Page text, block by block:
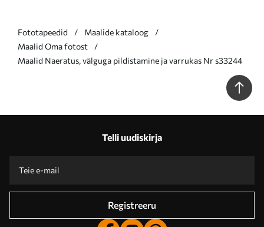
Fototapeedid
Maalide kataloog
Maalid Oma fotost
Maalid Naeratus, välguga pildistamine ja varrukas Nr s33244
Telli uudiskirja
Registreeru